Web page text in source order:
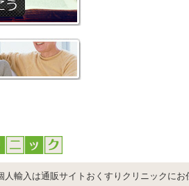
輸入は通販サイトおくすりクリニックにお